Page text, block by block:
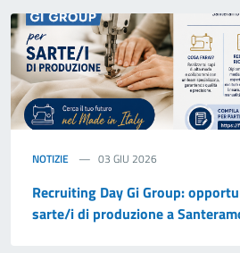
NOTIZIE 03 GIU 2026
Recruiting Day Gi Group:
sarte/i di produzione a